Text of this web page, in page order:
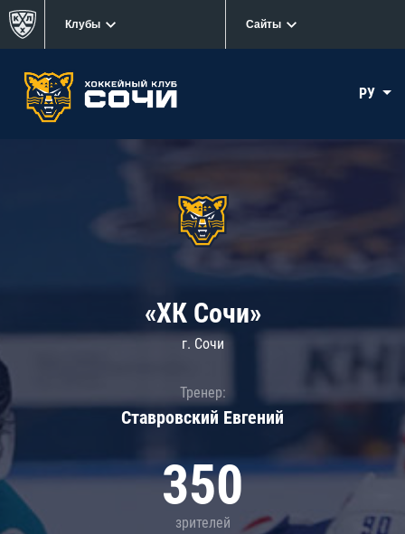
Клубы Сайты
РУ
«ХК Сочи»
г. Сочи
Тренер:
Ставровский Евгений
350
зрителей